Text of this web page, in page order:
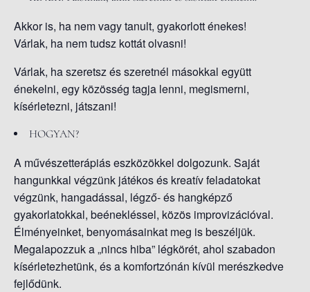
Akkor is, ha nem vagy tanult, gyakorlott énekes!
Várlak, ha nem tudsz kottát olvasni!
Várlak, ha szeretsz és szeretnél másokkal együtt
énekelni, egy közösség tagja lenni, megismerni,
kísérletezni, játszani!
HOGYAN?
A művészetterápiás eszközökkel dolgozunk. Saját
hangunkkal végzünk játékos és kreatív feladatokat
végzünk, hangadással, légző- és hangképző
gyakorlatokkal, beénekléssel, közös improvizációval.
Élményeinket, benyomásainkat meg is beszéljük.
Megalapozzuk a „nincs hiba” légkörét, ahol szabadon
kísérletezhetünk, és a komfortzónán kívül merészkedve
fejlődünk.